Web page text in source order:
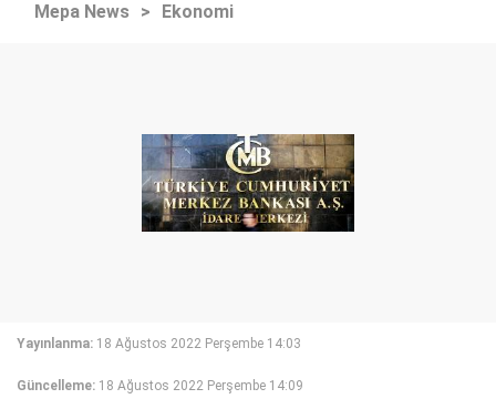
Mepa News > Ekonomi
Yayınlanma: 18 Ağustos 2022 Perşembe 14:03
Güncelleme: 18 Ağustos 2022 Perşembe 14:09